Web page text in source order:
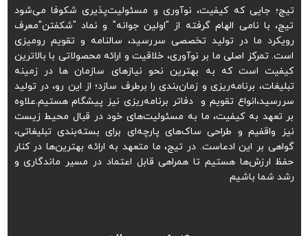
تیج؛ جایی که کیفیت، نوآوری و مسئولیت‌پذیری شکوفا می‌شود
تیج، با نامی الهام گرفته از "اولین جوانه" و نماد "شکفتن"معرف
رویکرد ما در تولید تخصصی سررسید، سالنامه و تقویم رومیزی
است. تمرکز اصلی ما بر نوآوری، خلاقیت و ارائه محصولاتی با بالاترین
کیفیت است که به بهترین نحو نیازهای سازمان ها در زمینه
تبلیغات، برنامه‌ریزی و زمان‌بندی را برطرف سازد؛ از این رو، در تولید
سررسید،انواع تقویم و دفاتر برنامه‌ریزی نیز پیشگام هستیم.علاوه
بر تعهد به کیفیت، ما به مسئولیت‌های خود در قبال محیط زیست
نیز واقفیم و طراحی ساک‌های پارچه‌ای برای بسته‌بندی تبلیغاتی،
گواهی بر این ادعاست. در تیج، ما متعهد به ارائه بهترین‌ها در کنار
حفظ ارزش‌ها هستیم تا همراهی قابل اعتماد در مسیر ماندگاری و
رشد شما باشیم